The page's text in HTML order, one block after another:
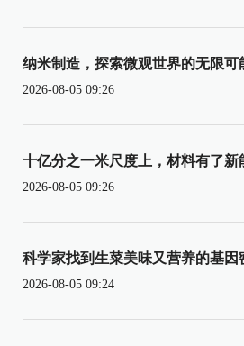
纳米制造，探索微观世界的无限可
2026-08-05 09:26
十亿分之一米尺度上，材料有了新
2026-08-05 09:26
科学家找到生菜美味又营养的基因
2026-08-05 09:24